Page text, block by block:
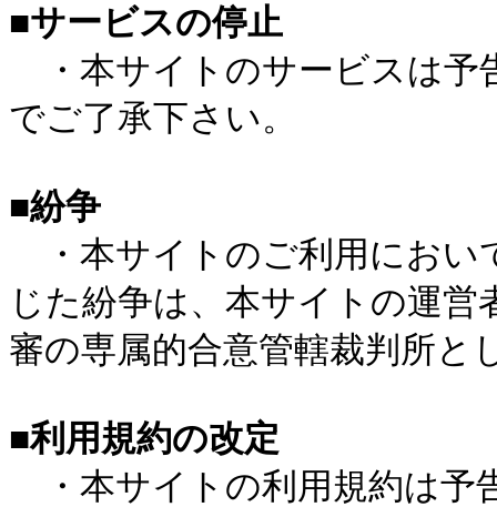
■サービスの停止
・本サイトのサービスは予
でご了承下さい。
■紛争
・本サイトのご利用におい
じた紛争は、本サイトの運
審の専属的合意管轄裁判所と
■利用規約の改定
・本サイトの利用規約は予